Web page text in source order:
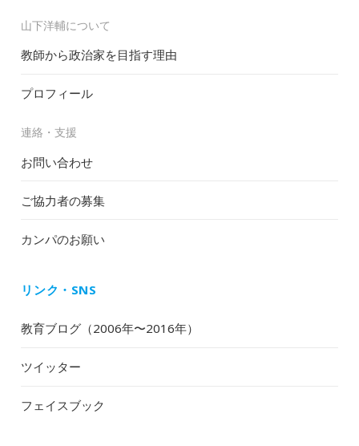
山下洋輔について
教師から政治家を目指す理由
プロフィール
連絡・支援
お問い合わせ
ご協力者の募集
カンパのお願い
リンク・SNS
教育ブログ（2006年〜2016年）
ツイッター
フェイスブック